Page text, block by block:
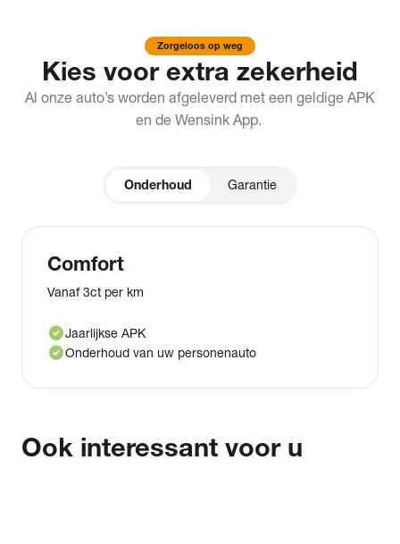
Zorgeloos op weg
Kies voor extra zekerheid
Al onze auto’s worden afgeleverd met een geldige APK
en de Wensink App.
Onderhoud Garantie
Comfort
Vanaf 3ct per km
check_circleJaarlijkse APK
check_circleOnderhoud van uw personenauto
Ook interessant voor u